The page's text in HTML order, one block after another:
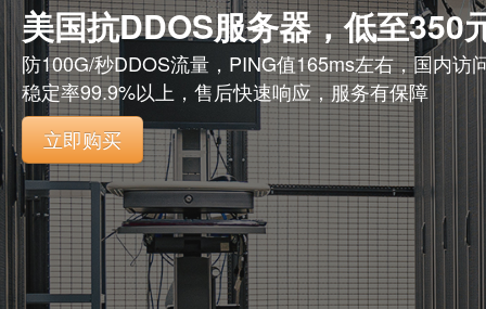
美国抗DDOS服务器，低至350
防100G/秒DDOS流量，PING值165ms左右，国内访
稳定率99.9%以上，售后快速响应，服务有保障
立即购买